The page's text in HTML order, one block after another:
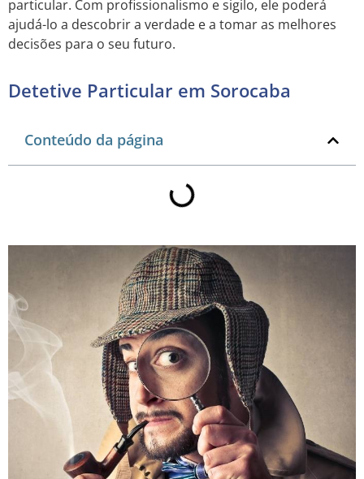
particular. Com profissionalismo e sigilo, ele poderá
ajudá-lo a descobrir a verdade e a tomar as melhores
decisões para o seu futuro.
Detetive Particular em Sorocaba
Conteúdo da página